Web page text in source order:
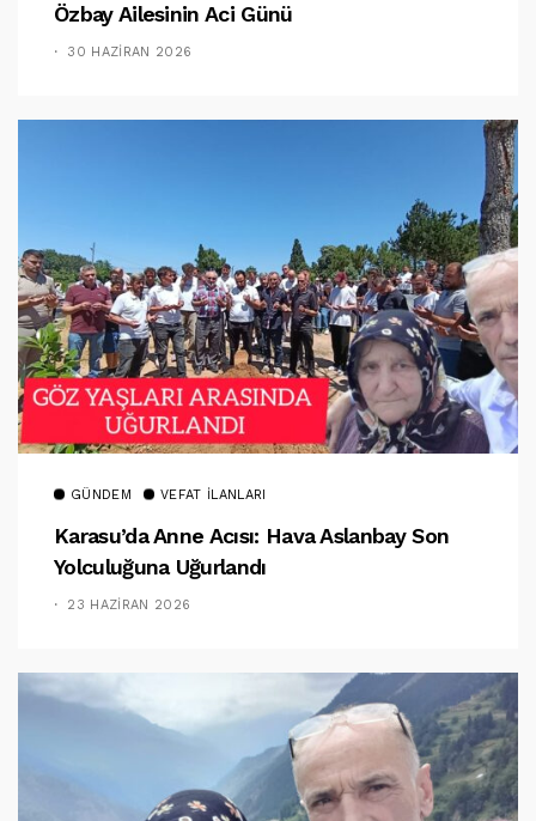
Özbay Ailesinin Aci Günü
30 HAZIRAN 2026
GÜNDEM VEFAT İLANLARI
Karasu’da Anne Acısı: Hava Aslanbay Son
Yolculuğuna Uğurlandı
23 HAZIRAN 2026